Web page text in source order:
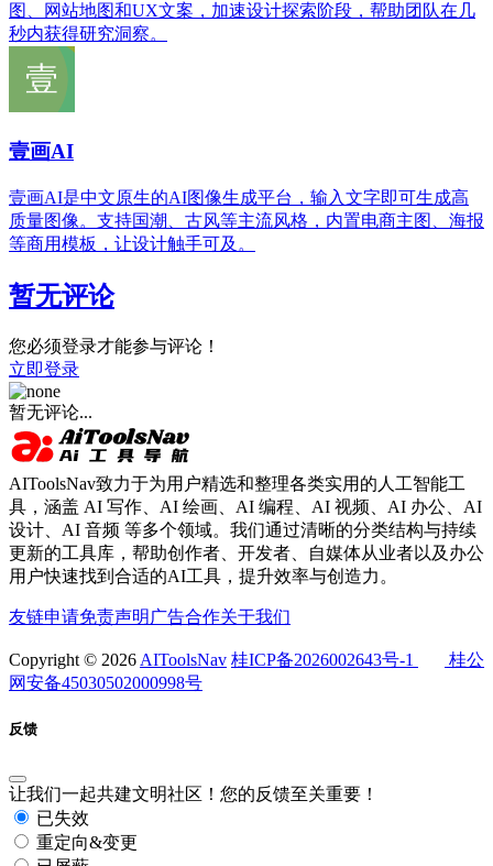
图、网站地图和UX文案，加速设计探索阶段，帮助团队在几
秒内获得研究洞察。
壹画AI
壹画AI是中文原生的AI图像生成平台，输入文字即可生成高
质量图像。支持国潮、古风等主流风格，内置电商主图、海报
等商用模板，让设计触手可及。
暂无评论
您必须登录才能参与评论！
立即登录
暂无评论...
AIToolsNav致力于为用户精选和整理各类实用的人工智能工
具，涵盖 AI 写作、AI 绘画、AI 编程、AI 视频、AI 办公、AI
设计、AI 音频 等多个领域。我们通过清晰的分类结构与持续
更新的工具库，帮助创作者、开发者、自媒体从业者以及办公
用户快速找到合适的AI工具，提升效率与创造力。
友链申请免责声明 广告合作关于我们
Copyright © 2026 AIToolsNav 桂ICP备2026002643号-1
桂公
网安备45030502000998号
反馈
让我们一起共建文明社区！您的反馈至关重要！
已失效
重定向&变更